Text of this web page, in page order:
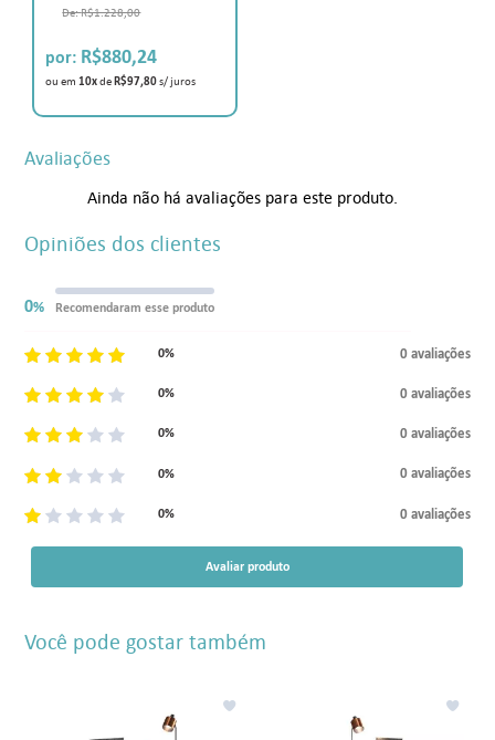
R$1.228,00
R$880,24
ou em10xdeR$97,80s/ juros
Avaliações
Ainda não há avaliações para este produto.
Opiniões dos clientes
0% Recomendaram esse produto
0% 0 avaliações
0% 0 avaliações
0% 0 avaliações
0% 0 avaliações
0% 0 avaliações
Avaliar produto
Você pode gostar também